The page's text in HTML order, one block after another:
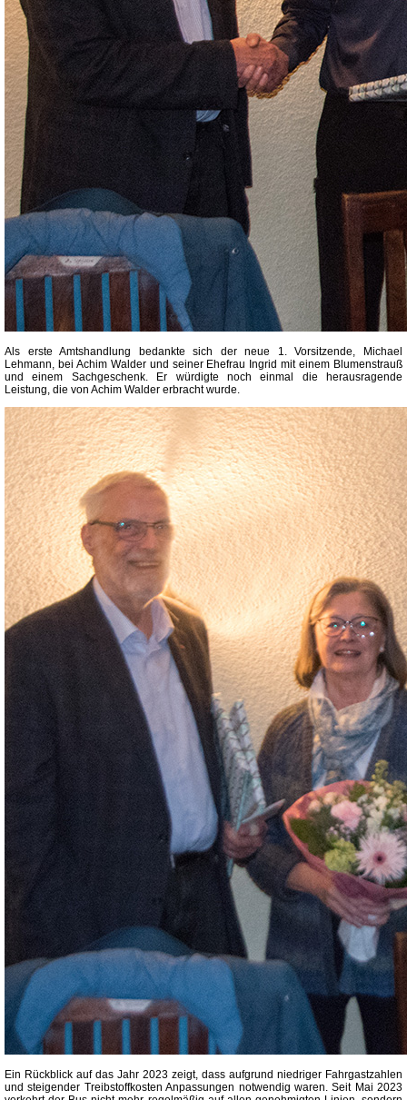
Als erste Amtshandlung bedankte sich der neue 1. Vorsitzende, Michael
Lehmann, bei Achim Walder und seiner Ehefrau Ingrid mit einem Blumenstrauß
und einem Sachgeschenk. Er würdigte noch einmal die herausragende
Leistung, die von Achim Walder erbracht wurde.
Ein Rückblick auf das Jahr 2023 zeigt, dass aufgrund niedriger Fahrgastzahlen
und steigender Treibstoffkosten Anpassungen notwendig waren. Seit Mai 2023